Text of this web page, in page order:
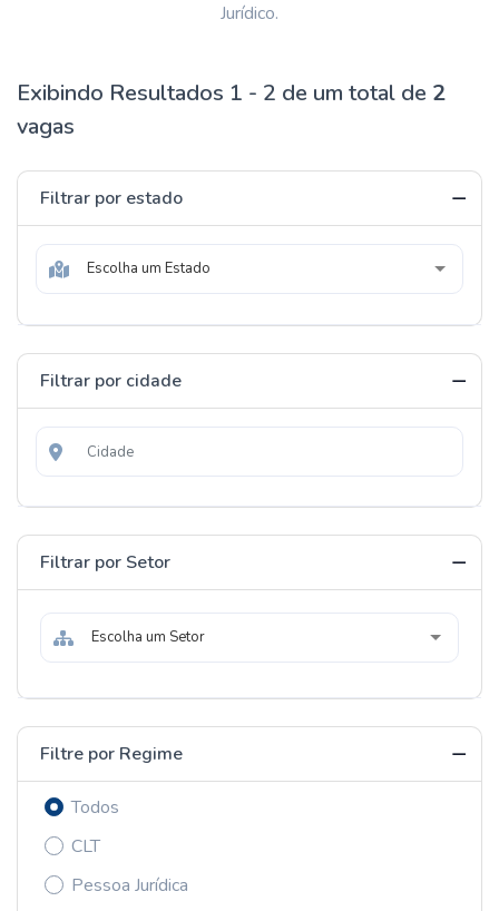
Jurídico.
Exibindo Resultados 1 - 2 de um total de 2
vagas
Filtrar por estado
Escolha um Estado
Filtrar por cidade
Filtrar por Setor
Escolha um Setor
Filtre por Regime
Todos
CLT
Pessoa Jurídica